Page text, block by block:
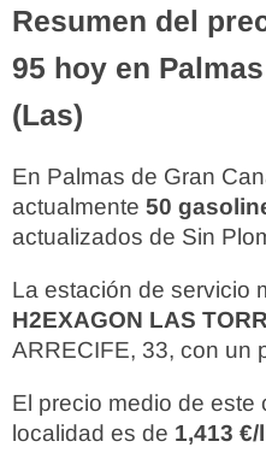
Resumen del
95 hoy en
(Las)
En Palmas de Gran
actualmente 50
actualizados de Sin
La estación de servicio
H2EXAGON LAS
ARRECIFE, 33, con un
El precio medio de este
localidad es de 1,413 €/l